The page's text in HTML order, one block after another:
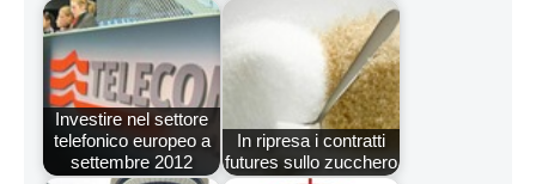
Investire nel settore
telefonico europeo a
settembre 2012
In ripresa i contratti
futures sullo zucchero